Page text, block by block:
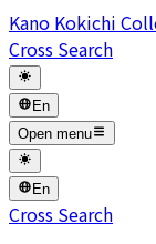
Kano Kokichi
Cross Search
En
Open menu
En
Cross Search